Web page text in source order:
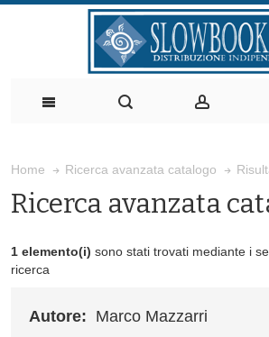
Home Ricerca avanzata catalogo
Ricerca avanzata
1 elemento(i) sono stati trovati mediante i
ricerca
Autore: Marco Mazzarri